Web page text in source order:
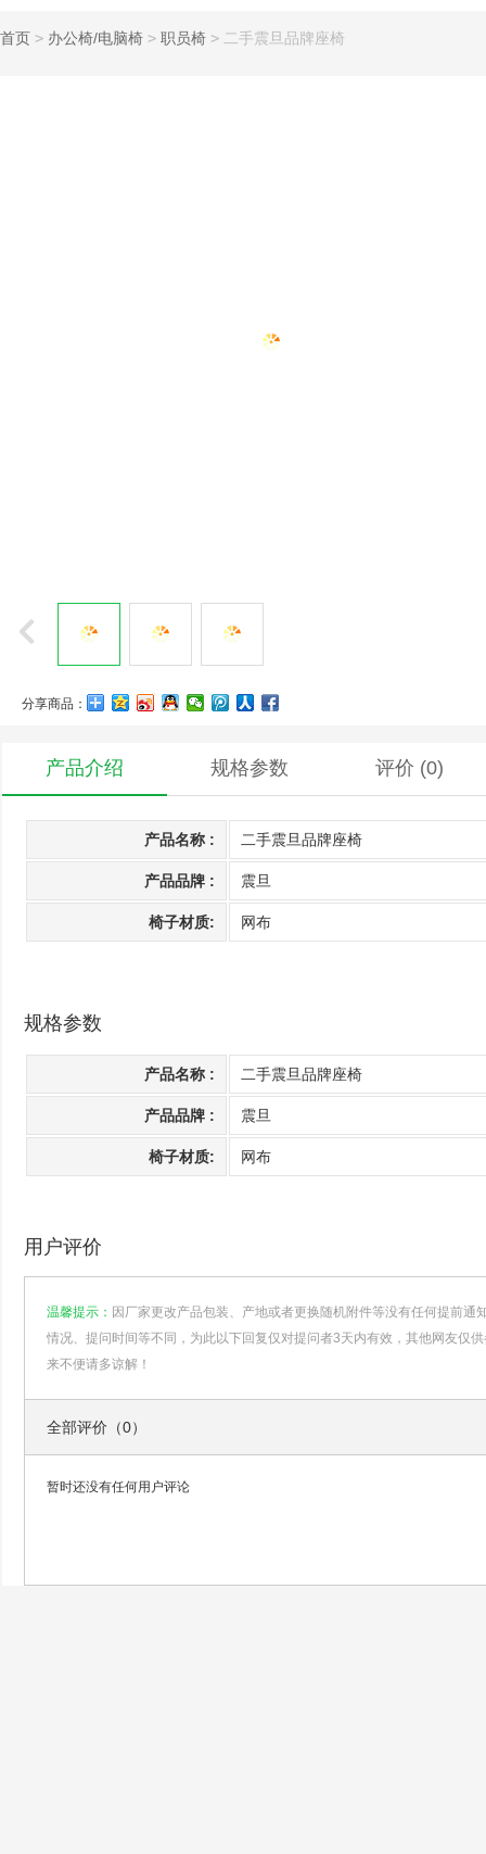
首页 > 办公椅/电脑椅 > 职员椅 > 二手震旦品牌座椅
分享商品：
产品介绍 规格参数 评价 (0)
产品名称 : 二手震旦品牌座椅
产品品牌 : 震旦
椅子材质: 网布
规格参数
产品名称 : 二手震旦品牌座椅
产品品牌 : 震旦
椅子材质: 网布
用户评价
温馨提示： 因厂家更改产品包装、产地或者更换随机附件等没有任何提前通
情况、提问时间等不同，为此以下回复仅对提问者3天内有效，其他网友仅
来不便请多谅解！
全部评价（0）
暂时还没有任何用户评论